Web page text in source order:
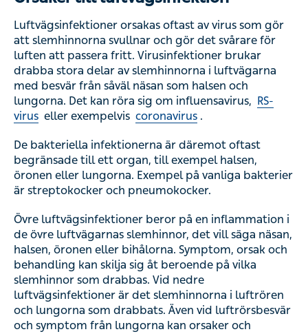
Luftvägsinfektioner orsakas oftast av virus som gör
att slemhinnorna svullnar och gör det svårare för
luften att passera fritt. Virusinfektioner brukar
drabba stora delar av slemhinnorna i luftvägarna
med besvär från såväl näsan som halsen och
lungorna. Det kan röra sig om influensavirus, RS-
virus eller exempelvis coronavirus .
De bakteriella infektionerna är däremot oftast
begränsade till ett organ, till exempel halsen,
öronen eller lungorna. Exempel på vanliga bakterier
är streptokocker och pneumokocker.
Övre luftvägsinfektioner beror på en inflammation i
de övre luftvägarnas slemhinnor, det vill säga näsan,
halsen, öronen eller bihålorna. Symptom, orsak och
behandling kan skilja sig åt beroende på vilka
slemhinnor som drabbas. Vid nedre
luftvägsinfektioner är det slemhinnorna i luftrören
och lungorna som drabbats. Även vid luftrörsbesvär
och symptom från lungorna kan orsaker och